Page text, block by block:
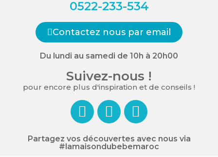
0522-233-534
Contactez nous par email
Du lundi au samedi de 10h à 20h00
Suivez-nous !
pour encore plus d'inspiration et de conseils !
Partagez vos découvertes avec nous via
#lamaisondubebemaroc